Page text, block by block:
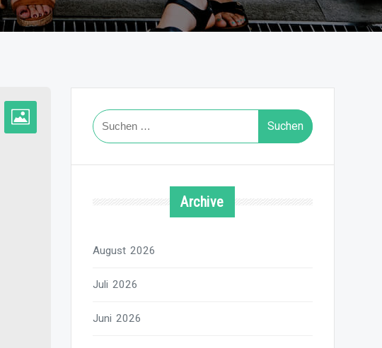
Suchen
nach:
Archive
August 2026
Juli 2026
Juni 2026